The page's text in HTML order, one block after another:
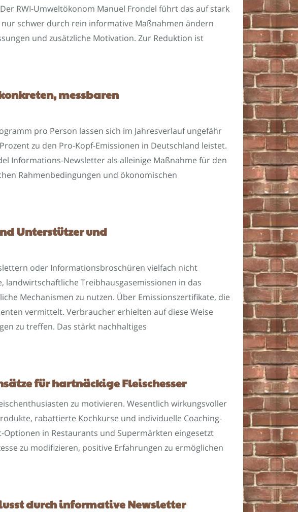
RWI-Umweltökonom Manuel Frondel führt das auf stark
schwer durch rein informative Maßnahmen ändern
und zusätzliche Motivation. Zur Reduktion ist
messbaren
pro Person lassen sich im Jahresverlauf ungefähr
zu den Pro-Kopf-Emissionen in Deutschland leistet.
Informations-Newsletter als alleinige Maßnahme für den
Rahmenbedingungen und ökonomischen
Unterstützer und
oder Informationsbroschüren vielfach nicht
landwirtschaftliche Treibhausgasemissionen in das
Mechanismen zu nutzen. Über Emissionszertifikate, die
vermittelt. Verbraucher erhielten auf diese Weise
zu treffen. Das stärkt nachhaltiges
für hartnäckige Fleischesser
zu motivieren. Wesentlich wirkungsvoller
rabattierte Kochkurse und individuelle Coaching-
in Restaurants und Supermärkten eingesetzt
zu modifizieren, positive Erfahrungen zu ermöglichen
durch informative Newsletter